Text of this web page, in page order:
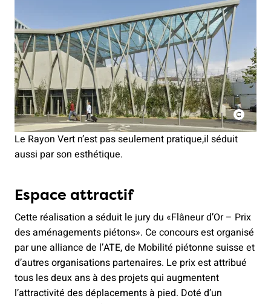
Le Rayon Vert n’est pas seulement pratique,il séduit
aussi par son esthétique.
Espace attractif
Cette réalisation a séduit le jury du «Flâneur d’Or – Prix
des aménagements piétons». Ce concours est organisé
par une alliance de l’ATE, de Mobilité piétonne suisse et
d’autres organisations partenaires. Le prix est attribué
tous les deux ans à des projets qui augmentent
l’attractivité des déplacements à pied. Doté d’un